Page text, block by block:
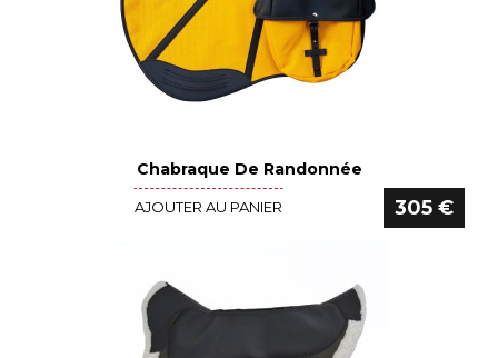
Voir le détail
Chabraque De Randonnée
AJOUTER AU PANIER 305 €